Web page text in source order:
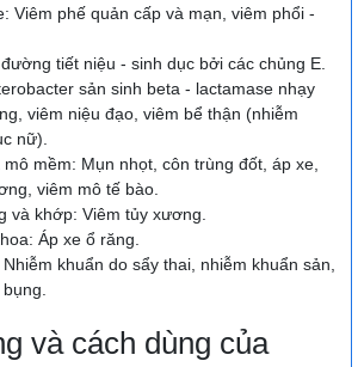
Viêm phế quản cấp và mạn, viêm phổi -
tiết niệu - sinh dục bởi các chủng E.
sản sinh beta - lactamase nhạy
viêm niệu đạo, viêm bể thận (nhiễm
nữ).
mềm: Mụn nhọt, côn trùng đốt, áp xe,
viêm mô tế bào.
và khớp: Viêm tủy xương.
Áp xe ổ răng.
khuẩn do sẩy thai, nhiễm khuẩn sản,
và cách dùng của